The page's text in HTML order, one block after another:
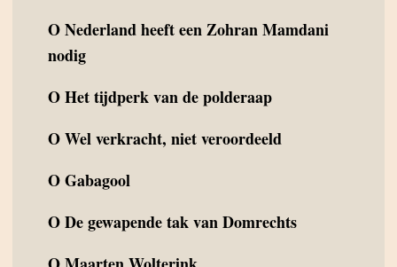
ONederland heeft een Zohran Mamdani
nodig
OHet tijdperk van de polderaap
OWel verkracht, niet veroordeeld
OGabagool
ODe gewapende tak van Domrechts